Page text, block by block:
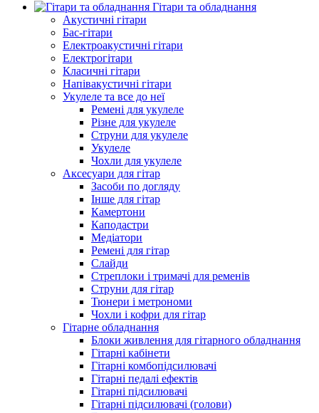
Гітари та обладнання
Акустичні гітари
Бас-гітари
Електроакустичні гітари
Електрогітари
Класичні гітари
Напівакустичні гітари
Укулеле та все до неї
Ремені для укулеле
Різне для укулеле
Струни для укулеле
Укулеле
Чохли для укулеле
Аксесуари для гітар
Засоби по догляду
Інше для гітар
Камертони
Каподастри
Медіатори
Ремені для гітар
Слайди
Стреплоки і тримачі для ременів
Струни для гітар
Тюнери і метрономи
Чохли і кофри для гітар
Гітарне обладнання
Блоки живлення для гітарного обладнання
Гітарні кабінети
Гітарні комбопідсилювачі
Гітарні педалі ефектів
Гітарні підсилювачі
Гітарні підсилювачі (голови)